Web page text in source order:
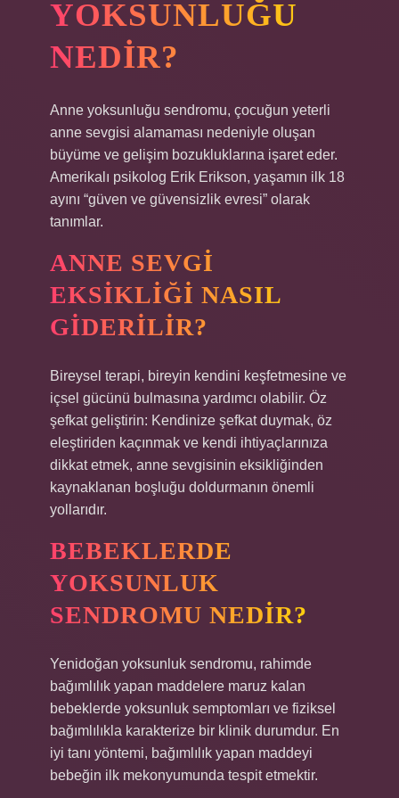
YOKSUNLUĞU
NEDIR?
Anne yoksunluğu sendromu, çocuğun yeterli
anne sevgisi alamaması nedeniyle oluşan
büyüme ve gelişim bozukluklarına işaret eder.
Amerikalı psikolog Erik Erikson, yaşamın ilk 18
ayını “güven ve güvensizlik evresi” olarak
tanımlar.
ANNE SEVGI
EKSIKLIĞI NASIL
GIDERILIR?
Bireysel terapi, bireyin kendini keşfetmesine ve
içsel gücünü bulmasına yardımcı olabilir. Öz
şefkat geliştirin: Kendinize şefkat duymak, öz
eleştiriden kaçınmak ve kendi ihtiyaçlarınıza
dikkat etmek, anne sevgisinin eksikliğinden
kaynaklanan boşluğu doldurmanın önemli
yollarıdır.
BEBEKLERDE
YOKSUNLUK
SENDROMU NEDIR?
Yenidoğan yoksunluk sendromu, rahimde
bağımlılık yapan maddelere maruz kalan
bebeklerde yoksunluk semptomları ve fiziksel
bağımlılıkla karakterize bir klinik durumdur. En
iyi tanı yöntemi, bağımlılık yapan maddeyi
bebeğin ilk mekonyumunda tespit etmektir.